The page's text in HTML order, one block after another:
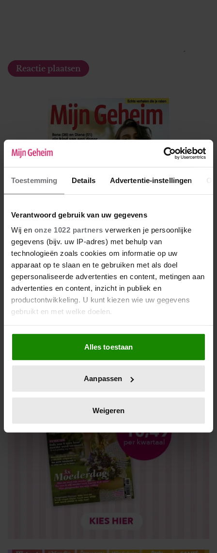
Toestemming Details Advertentie-instellingen
Verantwoord gebruik van uw gegevens
Wij en onze 1022 partners verwerken je persoonlijke
gegevens (bijv. uw IP-adres) met behulp van
technologieën zoals cookies om informatie op uw
apparaat op te slaan en te gebruiken met als doel
gepersonaliseerde advertenties en content, metingen aan
advertenties en content, inzicht in publiek en
productontwikkeling. U kunt kiezen wie uw gegevens
gebruikt en met welke doelen.
Als u het toestaat, willen we ook graag:
Informatie verzamelen over uw geografische locatie,
die tot een paar meter nauwkeurig kan zijn
op specifieke eigenschappen (fingerprinting)
verwerkt en stel uw voorkeuren in het
intrekken in de Cookieverklaring.
We gebruiken cookies om content en advertenties te
personaliseren, om functies voor social media te bieden
en om ons websiteverkeer te analyseren. Ook delen we
informatie over uw gebruik van onze site met onze
partners voor social media, adverteren en analyse. Deze
informatie die u aan ze heeft verstrekt of die ze hebben
gaat akkoord met onze cookies als u onze website blijft
Alles toestaan
Aanpassen
Weigeren
De nieuwe Mijn Geheim ligt nu in de winkel
Abonneren
Digitaal lezen